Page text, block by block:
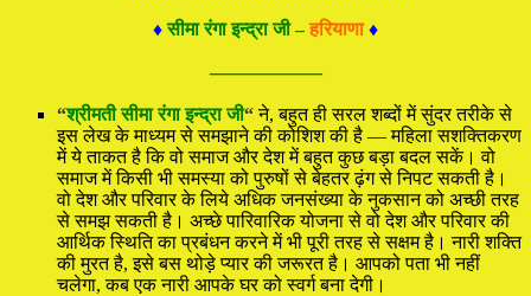
♦सीमा रंगा इन्द्रा जी –हरियाणा ♦
—————
“श्रीमती सीमा रंगा इन्द्रा जी“ने, बहुत ही सरल शब्दों में सुंदर तरीके से
इस लेख के माध्यम से समझाने की कोशिश की है — महिला सशक्तिकरण
में ये ताकत है कि वो समाज और देश में बहुत कुछ बड़ा बदल सकें। वो
समाज में किसी भी समस्या को पुरुषों से बेहतर ढ़ंग से निपट सकती है।
वो देश और परिवार के लिये अधिक जनसंख्या के नुकसान को अच्छी तरह
से समझ सकती है। अच्छे पारिवारिक योजना से वो देश और परिवार की
आर्थिक स्थिति का प्रबंधन करने में भी पूरी तरह से सक्षम है। नारी शक्ति
की मुरत है, इसे बस थोड़े प्यार की जरूरत है। आपको पता भी नहीं
चलेगा, कब एक नारी आपके घर को स्वर्ग बना देगी।